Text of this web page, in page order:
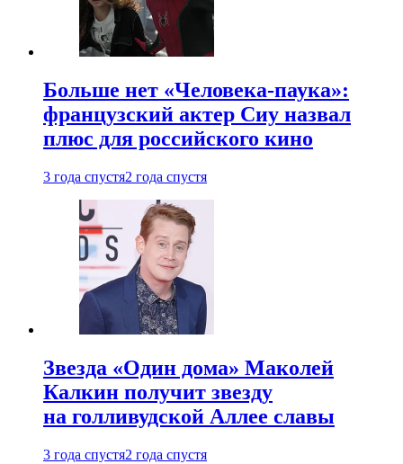
Больше нет «Человека-паука»:
французский актер Сиу назвал
плюс для российского кино
3 года спустя2 года спустя
Звезда «Один дома» Маколей
Калкин получит звезду
на голливудской Аллее славы
3 года спустя2 года спустя